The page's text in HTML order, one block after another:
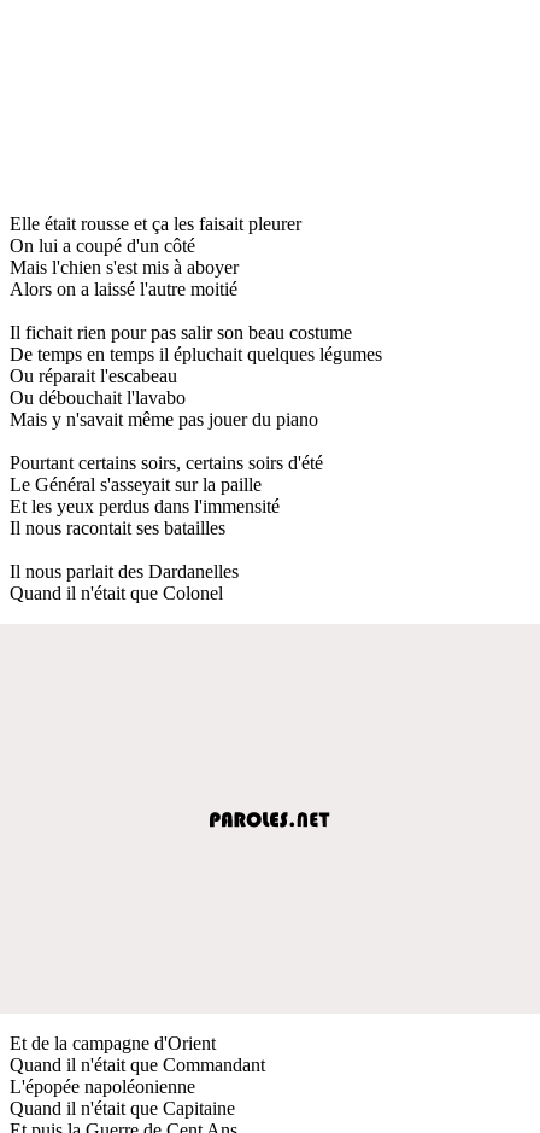
Elle était rousse et ça les faisait pleurer
On lui a coupé d'un côté
Mais l'chien s'est mis à aboyer
Alors on a laissé l'autre moitié
Il fichait rien pour pas salir son beau costume
De temps en temps il épluchait quelques légumes
Ou réparait l'escabeau
Ou débouchait l'lavabo
Mais y n'savait même pas jouer du piano
Pourtant certains soirs, certains soirs d'été
Le Général s'asseyait sur la paille
Et les yeux perdus dans l'immensité
Il nous racontait ses batailles
Il nous parlait des Dardanelles
Quand il n'était que Colonel
Et de la campagne d'Orient
Quand il n'était que Commandant
L'épopée napoléonienne
Quand il n'était que Capitaine